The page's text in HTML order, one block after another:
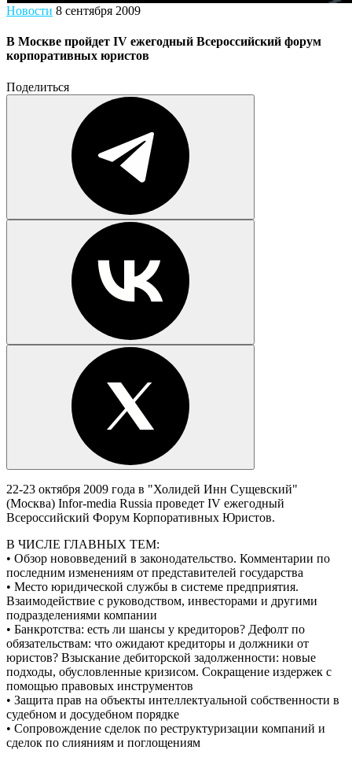
Новости 8 сентября 2009
В Москве пройдет IV ежегодный Всероссийский форум
корпоративных юристов
Поделиться
22-23 октября 2009 года в "Холидей Инн Сущевский"
(Москва) Infor-media Russia проведет IV ежегодный
Всероссийский Форум Корпоративных Юристов.
В ЧИСЛЕ ГЛАВНЫХ ТЕМ:
• Обзор нововведений в законодательство. Комментарии по
последним изменениям от представителей государства
• Место юридической службы в системе предприятия.
Взаимодействие с руководством, инвесторами и другими
подразделениями компании
• Банкротства: есть ли шансы у кредиторов? Дефолт по
обязательствам: что ожидают кредиторы и должники от
юристов? Взыскание дебиторской задолженности: новые
подходы, обусловленные кризисом. Сокращение издержек с
помощью правовых инструментов
• Защита прав на объекты интеллектуальной собственности в
судебном и досудебном порядке
• Сопровождение сделок по реструктуризации компаний и
сделок по слияниям и поглощениям